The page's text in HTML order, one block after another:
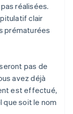
réalisées.
clair
prématurées
pas de
avez déjà
est effectué,
que soit le nom